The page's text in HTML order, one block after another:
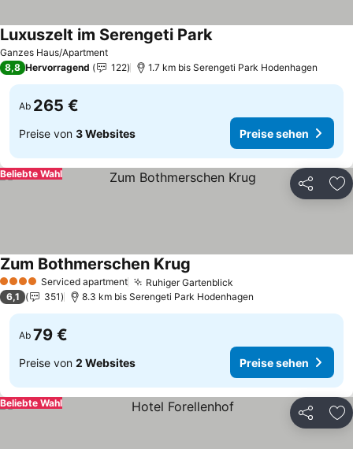
Ganzes Haus/Apartment
Luxuszelt im Serengeti ParkPreise sehen
8,8 Hervorragend 122 1.7 km bis Serengeti Park Hodenhagen
Ab 265 €
Preise von 3 Websites Preise sehen
Teilen
Beliebte Wahl
4 Sterne Serviced apartment Ruhiger Gartenblick
Zum Bothmerschen Krug
6,1 351 8.3 km bis Serengeti Park Hodenhagen
Ab 79 €
Preise von 2 Websites Preise sehen
Teilen
Beliebte Wahl